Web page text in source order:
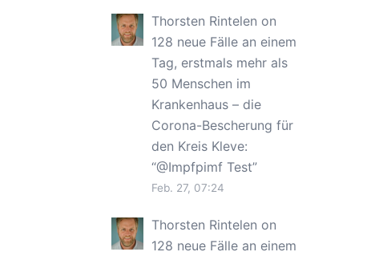
Thorsten Rintelen on
128 neue Fälle an einem
Tag, erstmals mehr als
50 Menschen im
Krankenhaus – die
Corona-Bescherung für
den Kreis Kleve:
“@Impfpimf Test”
Feb. 27, 07:24
Thorsten Rintelen on
128 neue Fälle an einem